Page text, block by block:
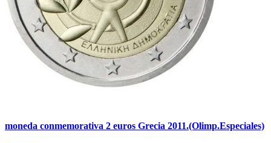
moneda conmemorativa 2 euros Grecia 2011.(Olimp.Especiales)